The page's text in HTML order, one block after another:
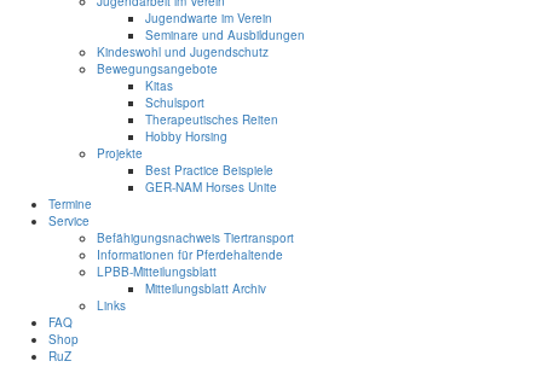
Jugendwarte im Verein
Seminare und Ausbildungen
Kindeswohl und Jugendschutz
Bewegungsangebote
Kitas
Schulsport
Therapeutisches Reiten
Hobby Horsing
Projekte
Best Practice Beispiele
GER-NAM Horses Unite
Termine
Service
Befähigungsnachweis Tiertransport
Informationen für Pferdehaltende
LPBB-Mitteilungsblatt
Mitteilungsblatt Archiv
Links
FAQ
Shop
RuZ